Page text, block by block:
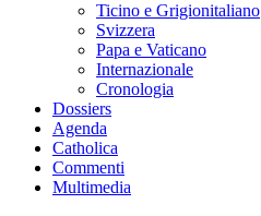
Ticino e Grigionitaliano
Svizzera
Papa e Vaticano
Internazionale
Cronologia
Dossiers
Agenda
Catholica
Commenti
Multimedia